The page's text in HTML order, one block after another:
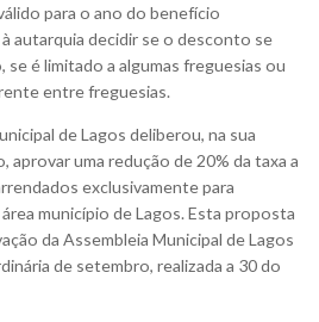
para o ano do benefício
autarquia decidir se o desconto se
é limitado a algumas freguesias ou
entre freguesias.
de Lagos deliberou, na sua
aprovar uma redução de 20% da taxa a
exclusivamente para
município de Lagos. Esta proposta
da Assembleia Municipal de Lagos
de setembro, realizada a 30 do